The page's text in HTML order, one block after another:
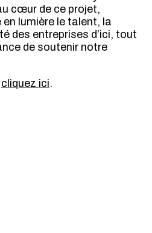
cœur de ce projet,
lumière le talent, la
des entreprises d’ici, tout
de soutenir notre
cliquez ici.